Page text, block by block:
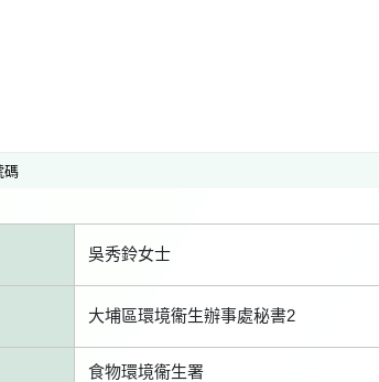
碼
吳秀鈴女士
大埔區環境衞生辦事處秘書2
食物環境衞生署